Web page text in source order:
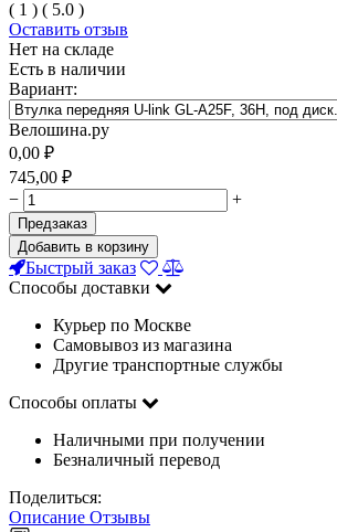
( 1 ) ( 5.0 )
Оставить отзыв
Нет на складе
Есть в наличии
Вариант:
Велошина.ру
0,00 ₽
745,00 ₽
−
+
Предзаказ
Добавить в корзину
Быстрый заказ
Способы доставки
Курьер по Москве
Самовывоз из магазина
Другие транспортные службы
Способы оплаты
Наличными при получении
Безналичный перевод
Поделиться:
Описание Отзывы